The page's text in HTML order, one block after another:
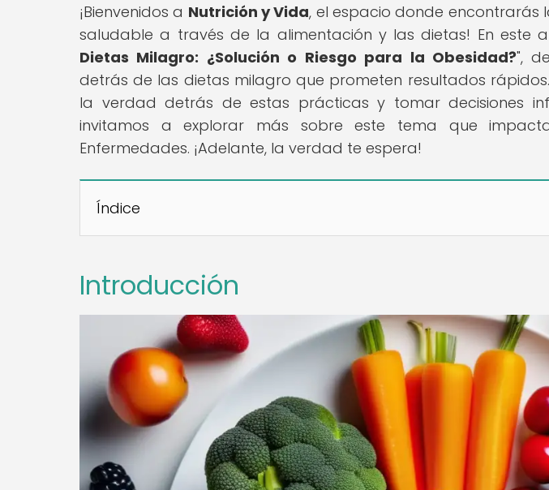
¡Bienvenidos a Nutrición y Vida, el espacio donde
saludable a través de la alimentación y las dietas! En este
Dietas Milagro: ¿Solución o Riesgo para la Obesidad?",
detrás de las dietas milagro que prometen resultados
la verdad detrás de estas prácticas y tomar decisiones
invitamos a explorar más sobre este tema que
Enfermedades. ¡Adelante, la verdad te espera!
Índice
Introducción